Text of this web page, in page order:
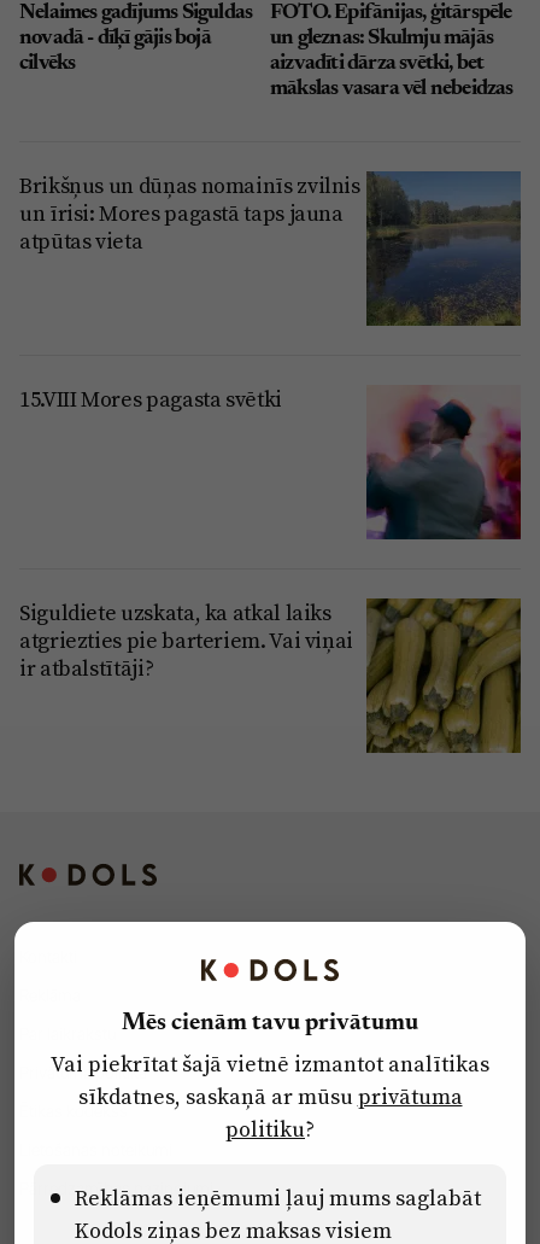
Nelaimes gadījums Siguldas
novadā - dīķī gājis bojā
cilvēks
FOTO. Epifānijas, ģitārspēle
un gleznas: Skulmju mājās
aizvadīti dārza svētki, bet
mākslas vasara vēl nebeidzas
Brikšņus un dūņas nomainīs zvilnis
un īrisi: Mores pagastā taps jauna
atpūtas vieta
15.VIII Mores pagasta svētki
Siguldiete uzskata, ka atkal laiks
atgriezties pie barteriem. Vai viņai
ir atbalstītāji?
Privātuma politika
Ētikas kodekss
Pārredzamības paziņojumi
Mēs cienām tavu privātumu
Vai piekrītat šajā vietnē izmantot analītikas
sīkdatnes, saskaņā ar mūsuprivātuma
politiku?
Reklāmas ieņēmumi ļauj mums saglabāt
Kodols ziņas bez maksas visiem